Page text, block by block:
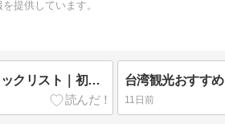
提供しています。
海外旅行の持ち物チェックリスト｜初心者でも安心！忘れ物を防ぐ完全ガイド【2026年最新版】 台湾観光おすす
11日前